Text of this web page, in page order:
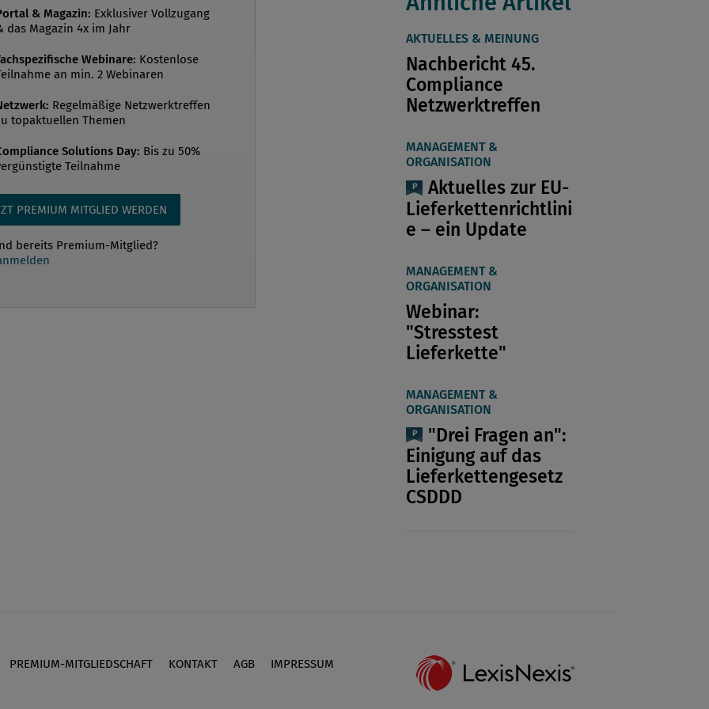
Überblick über die aktuellen und
regulatorischen Anforderungen an die
und bietet eine kompakte Darstellung
Bestimmungen, die Unte...
& Magazin: Exklusiver Vollzugang
das Magazin 4x im Jahr
Webinare: Kostenlose
an min. 2 Webinaren
Regelmäßige Netzwerktreffen
topaktuellen Themen
Solutions Day: Bis zu 50%
Teilnahme
PREMIUM MITGLIED WERDEN
bereits Premium-Mitglied?
AKTUELLES & MEINUNG
Nachbericht 45.
Compliance
Netzwerktreffen
MANAGEMENT &
ORGANISATION
Aktuelles zur EU-
Lieferkettenrichtlini
e – ein Update
MANAGEMENT &
ORGANISATION
Webinar:
"Stresstest
Lieferkette"
MANAGEMENT &
ORGANISATION
"Drei Fragen an":
Einigung auf das
Lieferkettengesetz
CSDDD
PREMIUM-MITGLIEDSCHAFT KONTAKT AGB IMPRESSUM